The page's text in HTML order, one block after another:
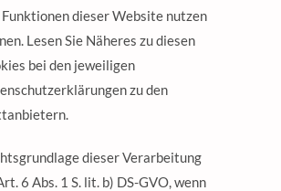
dieser Website nutzen
Lesen Sie Näheres zu diesen
bei den jeweiligen
zu den
dieser Verarbeitung
6 Abs. 1 S. lit. b) DS-GVO, wenn